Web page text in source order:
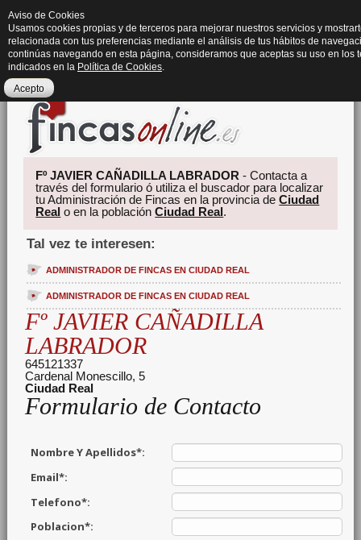
Fº JAVIER CAÑADILLA LABRADOR - Contacta a
través del formulario ó utiliza el buscador para localizar
tu Administración de Fincas en la provincia deCiudad
Real o en la poblaciónCiudad Real.
Tal vez te interesen:
ADMINISTRADOR DE FINCAS EN CIUDAD REAL
ADMINISTRADOR DE FINCAS EN CIUDAD REAL
Fº JAVIER CAÑADILLA
LABRADOR
645121337
Cardenal Monescillo, 5
Ciudad Real
Formulario de Contacto
Aviso de Cookies
Usamos cookies propias y de terceros para mejorar nuestros servicios y
relacionada con tus preferencias mediante el análisis de tus hábitos de
continúas navegando en esta página, consideramos que aceptas su uso en los
indicados en la Política de Cookies.
Acepto